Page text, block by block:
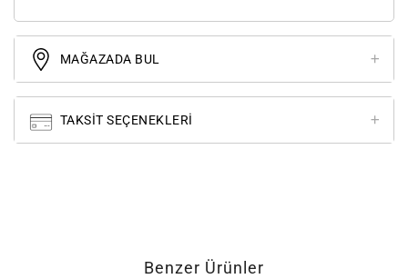
MAĞAZADA BUL
TAKSIT SEÇENEKLERI
Benzer Ürünler